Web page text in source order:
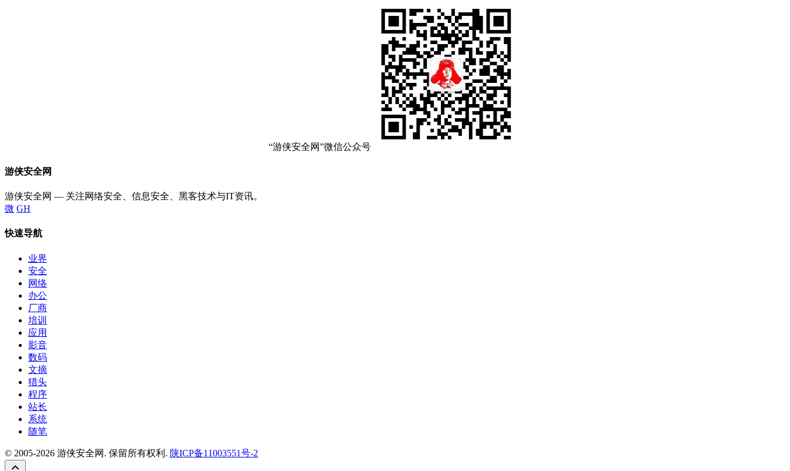
“游侠安全网”微信公众号
游侠安全网
游侠安全网 — 关注网络安全、信息安全、黑客技术与IT资讯。
微 GH
快速导航
业界
安全
网络
办公
厂商
培训
应用
影音
数码
文摘
猎头
程序
站长
系统
随笔
© 2005-2026 游侠安全网. 保留所有权利. 陕ICP备11003551号-2